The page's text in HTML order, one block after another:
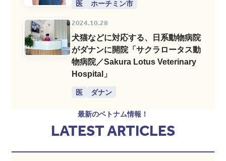
医 ホーチミン市
2024.10.28
犬猫などに対応する、日系動物病院
がダナンに開院「サクラロータス動
物病院／Sakura Lotus Veterinary
Hospital」
医 ダナン
最新のベトナム情報！
LATEST ARTICLES